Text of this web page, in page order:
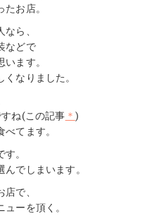
お店。
ら、
などで
います。
なりました。
ね(この記事 ＊ )
てます。
。
でしまいます。
で、
ーを頂く。